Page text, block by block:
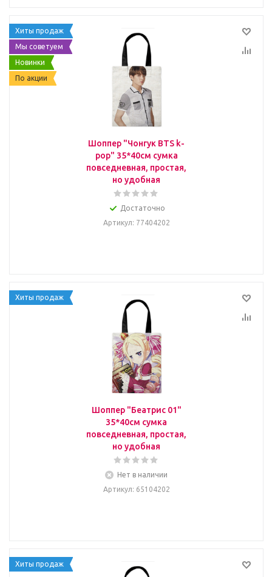
Хиты продаж
Мы советуем
Новинки
По акции
Шоппер "Чонгук BTS k-
pop" 35*40см сумка
повседневная, простая,
но удобная
Достаточно
Артикул: 77404202
Хиты продаж
Шоппер "Беатрис 01"
35*40см сумка
повседневная, простая,
но удобная
Нет в наличии
Артикул: 65104202
Хиты продаж